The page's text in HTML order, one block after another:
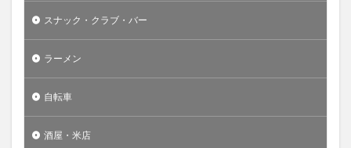
スナック・クラブ・バー
ラーメン
自転車
酒屋・米店